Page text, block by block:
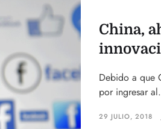
China,
Debido a que
por ingresar
29 JULIO, 2018